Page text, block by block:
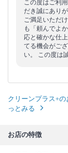
この度はご利
だき誠にあり
ご満足いただ
も「頼んでよ
応と確かな仕
てる機会がご
い。 この度は
クリーンプラス+
っとみる
お店の特徴